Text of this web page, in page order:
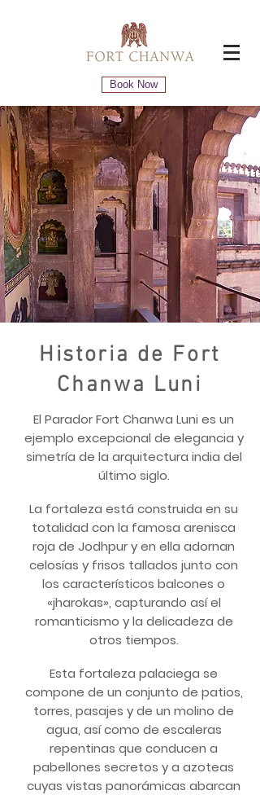
Book Now
Historia de Fort
Chanwa Luni
El Parador Fort Chanwa Luni es un
ejemplo excepcional de elegancia y
simetría de la arquitectura india del
último siglo.
La fortaleza está construida en su
totalidad con la famosa arenisca
roja de Jodhpur y en ella adornan
celosías y frisos tallados junto con
los característicos balcones o
«jharokas», capturando así el
romanticismo y la delicadeza de
otros tiempos.
Esta fortaleza palaciega se
compone de un conjunto de patios,
torres, pasajes y de un molino de
agua, así como de escaleras
repentinas que conducen a
pabellones secretos y a azoteas
cuyas vistas panorámicas abarcan